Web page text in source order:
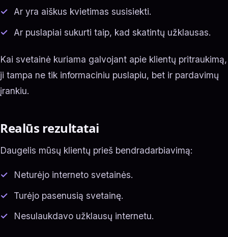
Ar yra aiškus kvietimas susisiekti.
Ar puslapiai sukurti taip, kad skatintų užklausas.
Kai svetainė kuriama galvojant apie klientų pritraukimą,
ji tampa ne tik informaciniu puslapiu, bet ir pardavimų
įrankiu.
Realūs rezultatai
Daugelis mūsų klientų prieš bendradarbiavimą:
Neturėjo interneto svetainės.
Turėjo pasenusią svetainę.
Nesulaukdavo užklausų internetu.